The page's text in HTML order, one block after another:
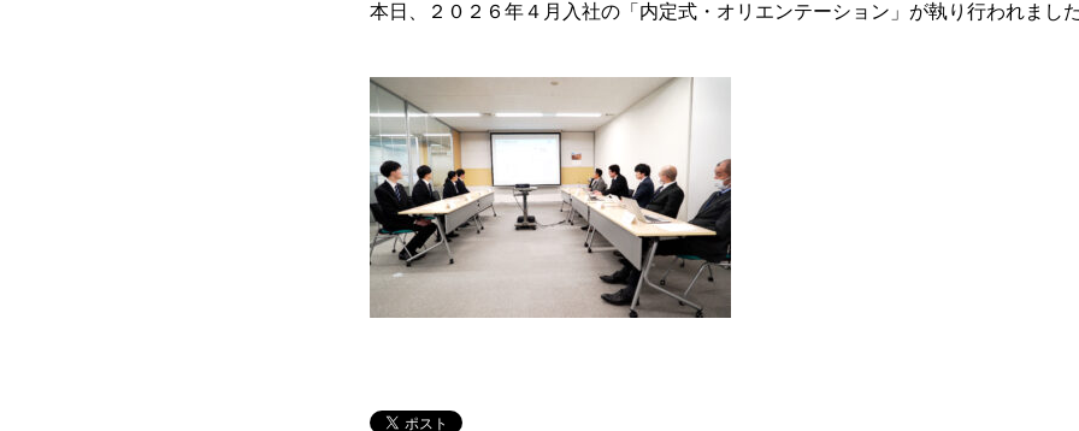
本日、２０２６年４月入社の「内定式・オリエンテーション」が執り行われまし